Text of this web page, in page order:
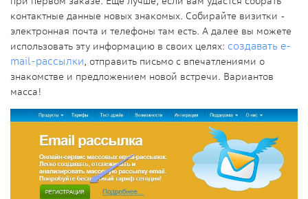
контактные данные новых знакомых. Собирайте визитки -
электронная почта и телефоны там есть. А далее вы можете
использовать эту информацию в своих целях: создавать e-
mail-рассылки, отправить письмо с впечатлениями о
знакомстве и предложением новой встречи. Вариантов
масса!